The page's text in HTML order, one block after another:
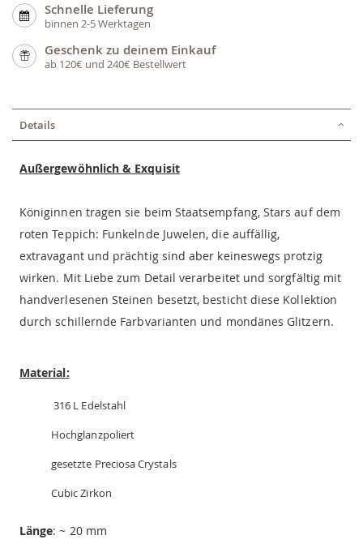
Schnelle Lieferung
binnen 2-5 Werktagen
Geschenk zu deinem Einkauf
ab 120€ und 240€ Bestellwert
Details
Außergewöhnlich & Exquisit
Königinnen tragen sie beim Staatsempfang, Stars auf dem
roten Teppich: Funkelnde Juwelen, die auffällig,
extravagant und prächtig sind aber keineswegs protzig
wirken. Mit Liebe zum Detail verarbeitet und sorgfältig mit
handverlesenen Steinen besetzt, besticht diese Kollektion
durch schillernde Farbvarianten und mondänes Glitzern.
Material:
316 L Edelstahl
Hochglanzpoliert
gesetzte Preciosa Crystals
Cubic Zirkon
Länge: ~ 20 mm